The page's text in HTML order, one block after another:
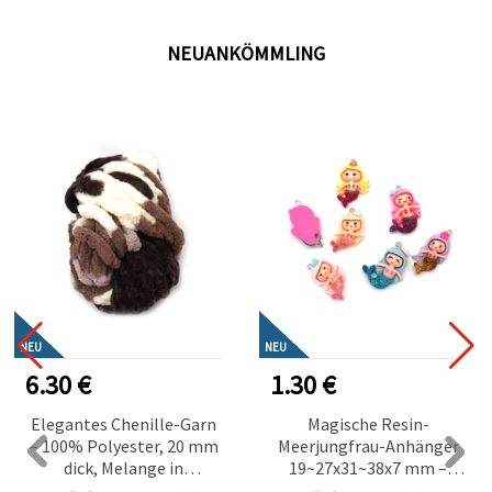
NEUANKÖMMLING
Chenille-Garn
Polyester, 20 mm
Melange in
Magische Resin-
Meerjungfrau-Anhänger
19~27x31~38x7 mm –
cm –